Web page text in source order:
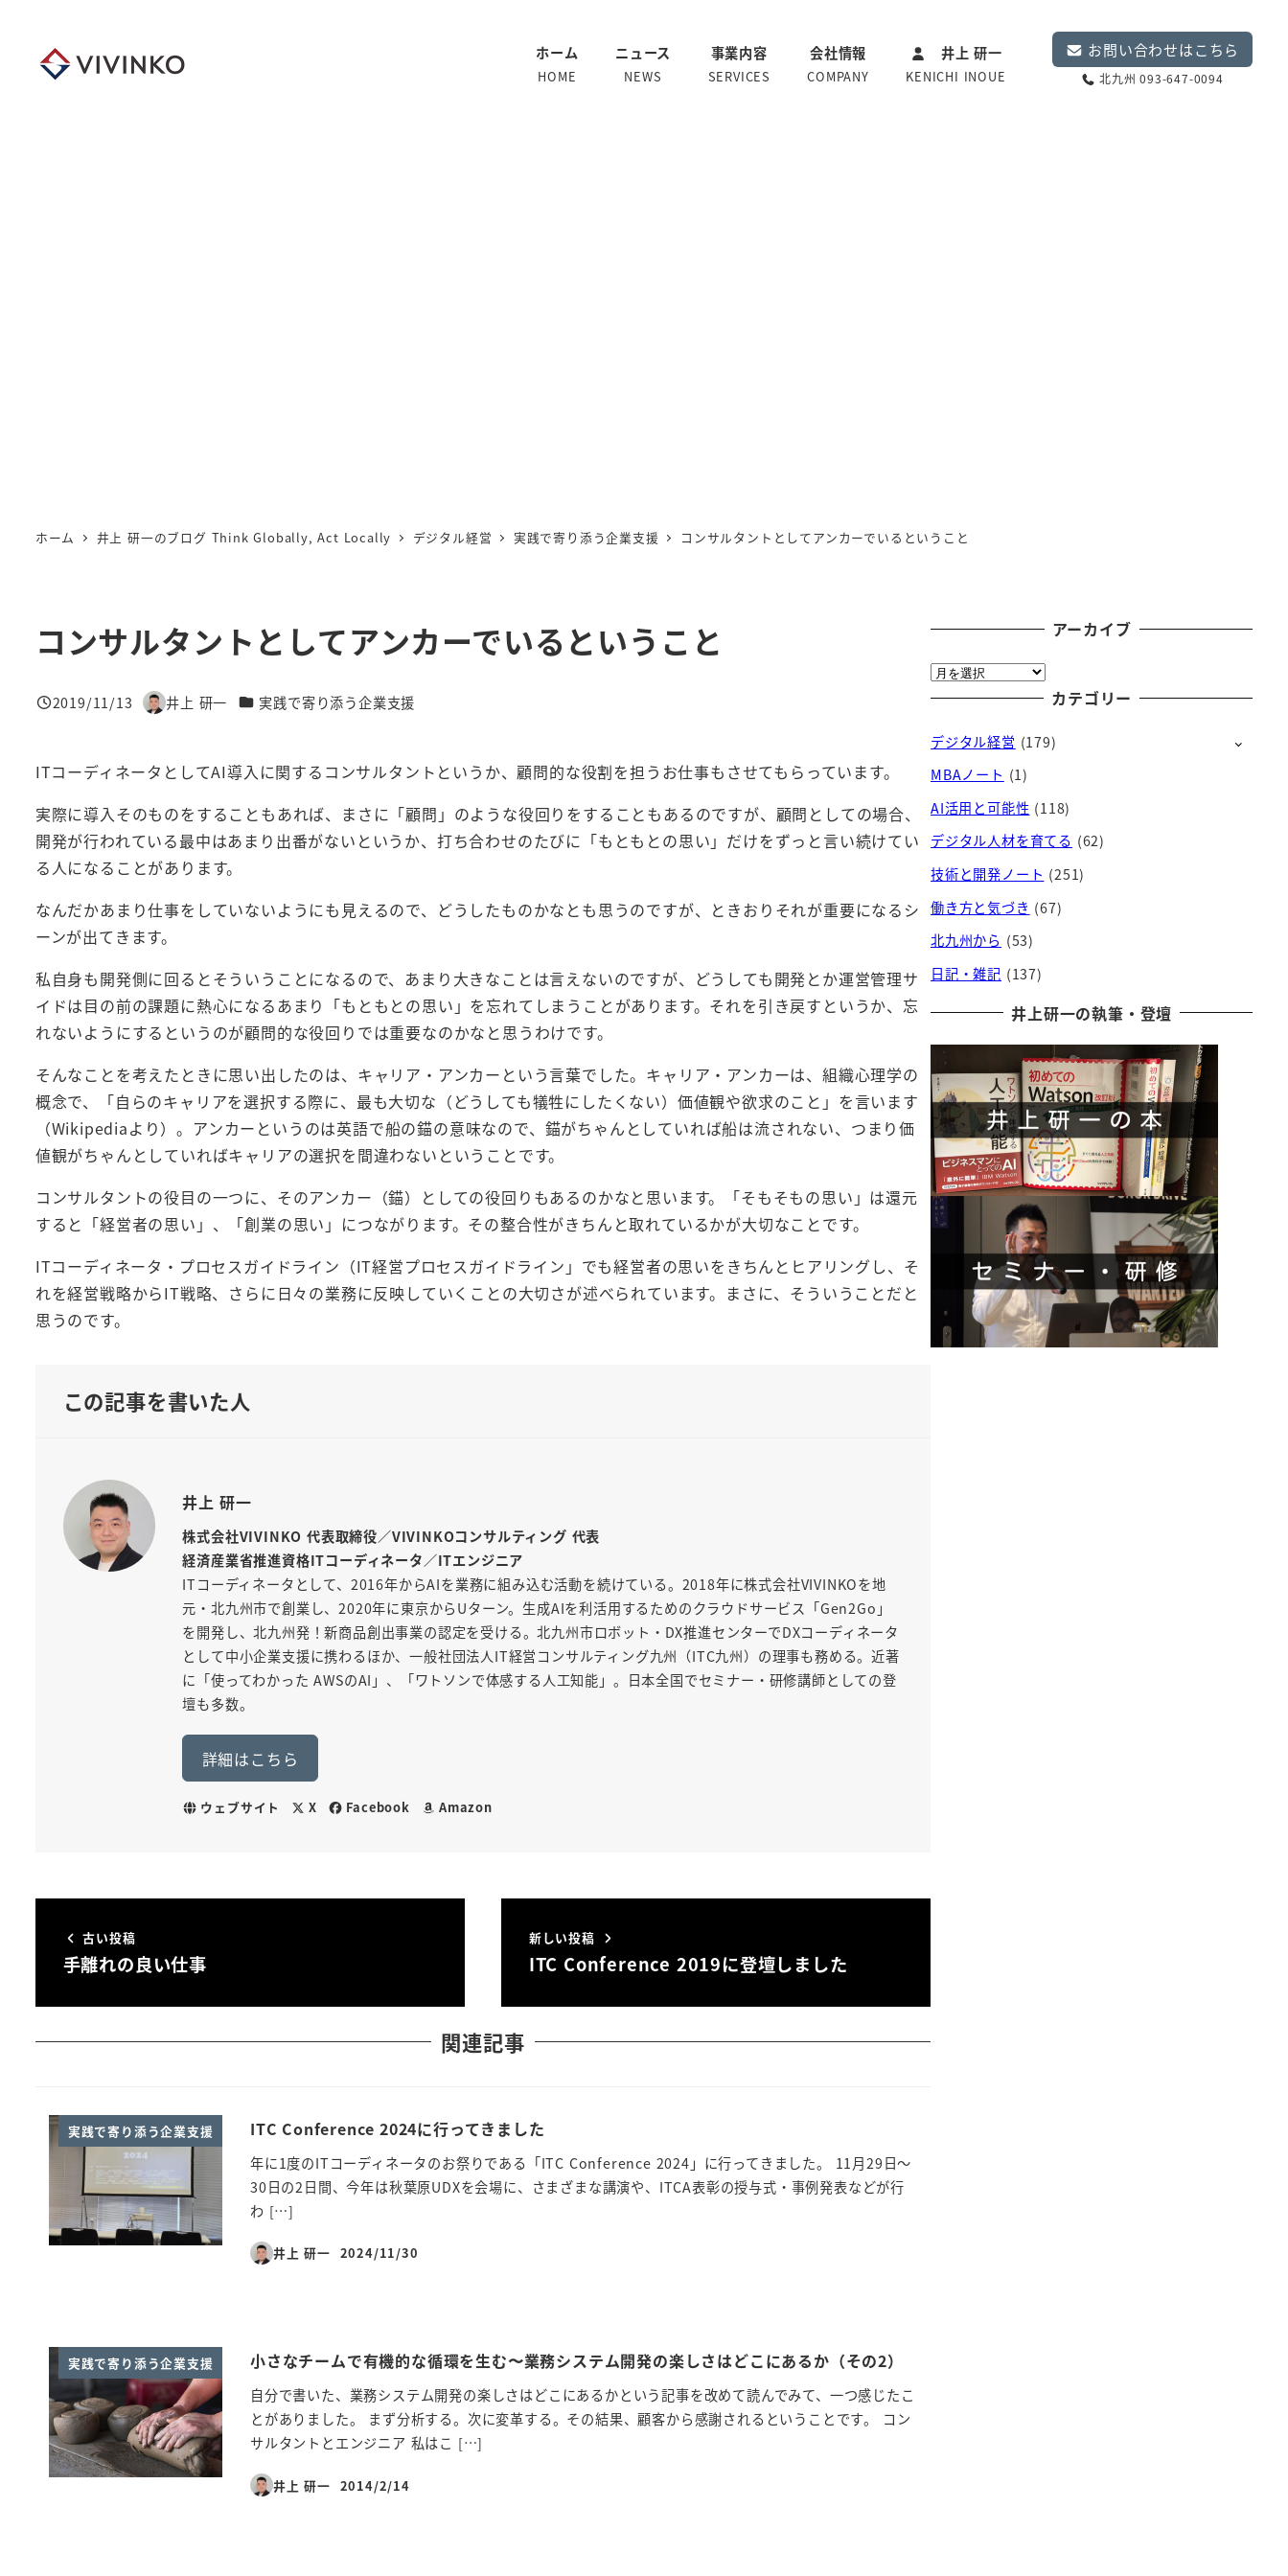
ホーム
HOME
ニュース
NEWS
事業内容
SERVICES
会社情報
COMPANY
井上 研一
KENICHI INOUE
お問い合わせはこちら
北九州 093-647-0094
ホーム 井上 研一のブログ Think Globally, Act Locally デジタル経営 実践で寄り添う企業支援 コンサルタントとしてアンカーでいるということ
コンサルタントとしてアンカーでいるということ
投稿日
2019/11/13
著
井上 研一 カテゴリー
実践で寄り添う企業支援
ITコーディネータとしてAI導入に関するコンサルタントというか、顧問的な役割を担うお仕事もさせてもらっています。
実際に導入そのものをすることもあれば、まさに「顧問」のような役回りをすることもあるのですが、顧問としての場合、
開発が行われている最中はあまり出番がないというか、打ち合わせのたびに「もともとの思い」だけをずっと言い続けてい
る人になることがあります。
なんだかあまり仕事をしていないようにも見えるので、どうしたものかなとも思うのですが、ときおりそれが重要になるシ
ーンが出てきます。
私自身も開発側に回るとそういうことになるので、あまり大きなことは言えないのですが、どうしても開発とか運営管理サ
イドは目の前の課題に熱心になるあまり「もともとの思い」を忘れてしまうことがあります。それを引き戻すというか、忘
れないようにするというのが顧問的な役回りでは重要なのかなと思うわけです。
そんなことを考えたときに思い出したのは、キャリア・アンカーという言葉でした。キャリア・アンカーは、組織心理学の
概念で、「自らのキャリアを選択する際に、最も大切な（どうしても犠牲にしたくない）価値観や欲求のこと」を言います
（Wikipediaより）。アンカーというのは英語で船の錨の意味なので、錨がちゃんとしていれば船は流されない、つまり価
値観がちゃんとしていればキャリアの選択を間違わないということです。
コンサルタントの役目の一つに、そのアンカー（錨）としての役回りもあるのかなと思います。「そもそもの思い」は還元
すると「経営者の思い」、「創業の思い」につながります。その整合性がきちんと取れているかが大切なことです。
ITコーディネータ・プロセスガイドライン（IT経営プロセスガイドライン」でも経営者の思いをきちんとヒアリングし、そ
れを経営戦略からIT戦略、さらに日々の業務に反映していくことの大切さが述べられています。まさに、そういうことだと
思うのです。
この記事を書いた人
井上 研一
株式会社VIVINKO 代表取締役／VIVINKOコンサルティング 代表
経済産業省推進資格ITコーディネータ／ITエンジニア
ITコーディネータとして、2016年からAIを業務に組み込む活動を続けている。2018年に株式会社VIVINKOを地
元・北九州市で創業し、2020年に東京からUターン。生成AIを利活用するためのクラウドサービス「Gen2Go」
を開発し、北九州発！新商品創出事業の認定を受ける。北九州市ロボット・DX推進センターでDXコーディネータ
として中小企業支援に携わるほか、一般社団法人IT経営コンサルティング九州（ITC九州）の理事も務める。近著
に「使ってわかった AWSのAI」、「ワトソンで体感する人工知能」。日本全国でセミナー・研修講師としての登
壇も多数。
詳細はこちら
ウェブサイト X Facebook Amazon
古い投稿
手離れの良い仕事
新しい投稿
ITC Conference 2019に登壇しました
関連記事
実践で寄り添う企業支援 ITC Conference 2024に行ってきました
年に1度のITコーディネータのお祭りである「ITC Conference 2024」に行ってきました。 11月29日～
30日の2日間、今年は秋葉原UDXを会場に、さまざまな講演や、ITCA表彰の授与式・事例発表などが行
わ […]
井上 研一
投稿日
2024/11/30
実践で寄り添う企業支援 小さなチームで有機的な循環を生む〜業務システム開発の楽しさはどこにあるか（その2）
自分で書いた、業務システム開発の楽しさはどこにあるかという記事を改めて読んでみて、一つ感じたこ
とがありました。 まず分析する。次に変革する。その結果、顧客から感謝されるということです。 コン
サルタントとエンジニア 私はこ […]
井上 研一
投稿日
2014/2/14
アーカイブ
ア
ー
イ
ブ
カテゴリー
デジタル経営 (179)
MBAノート (1)
AI活用と可能性 (118)
デジタル人材を育てる (62)
技術と開発ノート (251)
働き方と気づき (67)
北九州から (53)
日記・雑記 (137)
井上研一の執筆・登壇